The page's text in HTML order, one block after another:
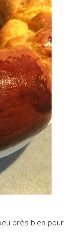
près bien pour